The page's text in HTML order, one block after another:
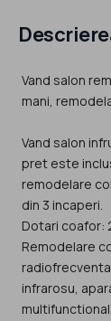
Vand salon
mani,
Vand salon
pret este
remodelare
din 3 incaperi.
Dotari coafor:
Remodelare
infrarosu,